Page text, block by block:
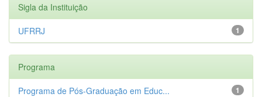
Sigla da Instituição
1
UFRRJ
Programa
1
Programa de Pós-Graduação em Educ...